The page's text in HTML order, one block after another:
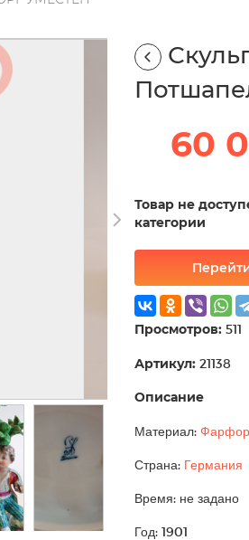
60
Товар не
категории
Просмотров: 511
Артикул: 21138
Описание
Материал: Фарфор
Страна: Германия
Время: не задано
Год: 1901